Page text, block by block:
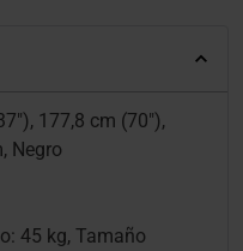
177,8 cm (70"),
Negro
45 kg, Tamaño